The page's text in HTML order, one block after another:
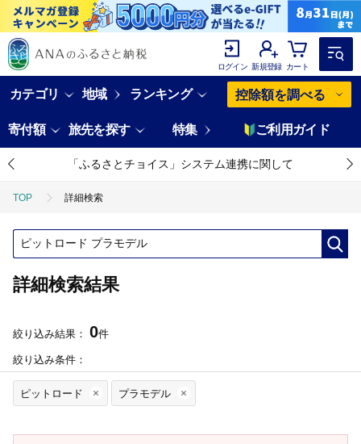
ログイン 新規登録 カート
カテゴリ 地域 ランキング 控除額を調べる
寄付額 旅先を探す 特集 ご利用ガイド
「ふるさとチョイス」システム連携に関して
TOP 詳細検索
詳細検索結果
絞り込み結果： 0件
絞り込み条件：
ピットロード プラモデル